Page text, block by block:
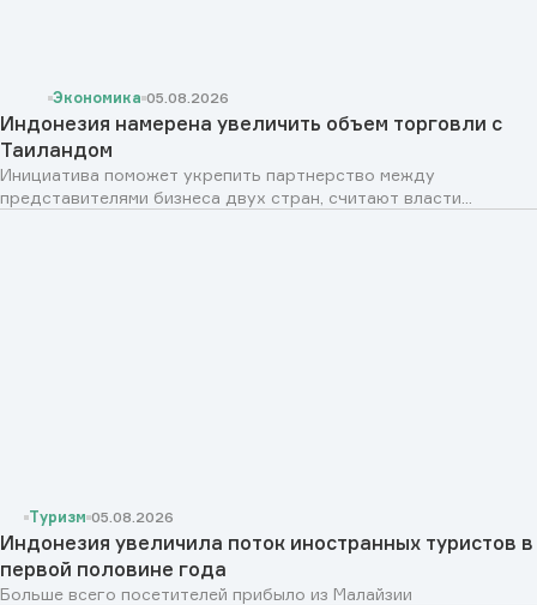
Экономика 05.08.2026
Индонезия намерена увеличить объем торговли с
Таиландом
Инициатива поможет укрепить партнерство между
представителями бизнеса двух стран, считают власти...
Туризм 05.08.2026
Индонезия увеличила поток иностранных туристов в
первой половине года
Больше всего посетителей прибыло из Малайзии